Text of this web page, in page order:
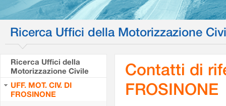
Ricerca Uffici della Motorizzazione
Ricerca Uffici della
Motorizzazione Civile
UFF. MOT. CIV. DI
FROSINONE
Contatti di
FROSINONE